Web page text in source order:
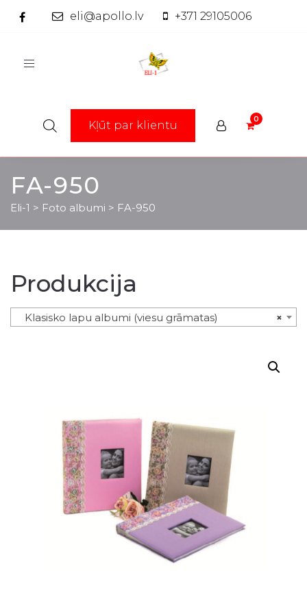
eli@apollo.lv +371 29105006
Toggle
Kļūt par klientu
FA-950
Eli-1 > Foto albumi > FA-950
Produkcija
×
Klasisko lapu albumi (viesu grāmatas)